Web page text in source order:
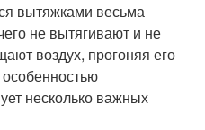
вытяжками весьма
не вытягивают и не
воздух, прогоняя его
особенностью
несколько важных